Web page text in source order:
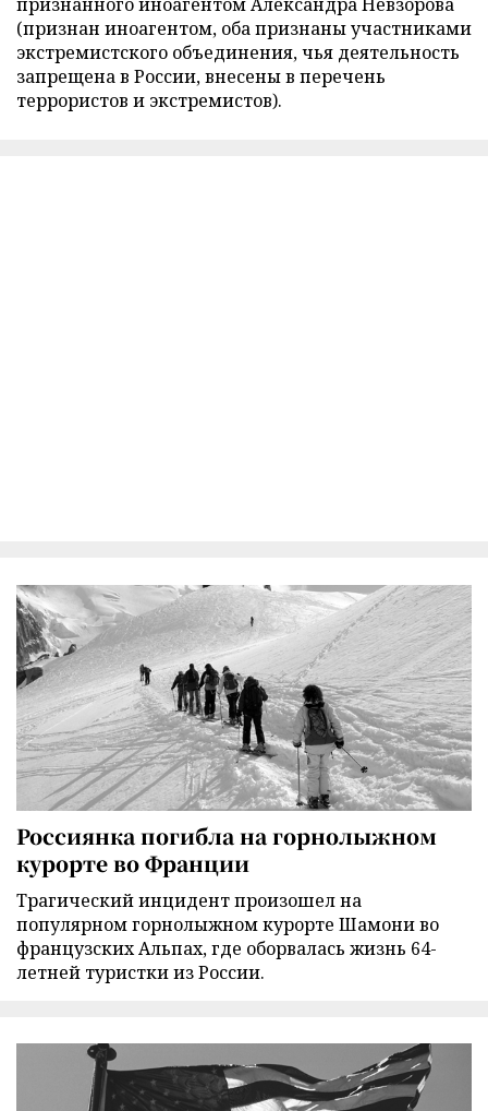
(признан иноагентом, оба признаны участниками
экстремистского объединения, чья деятельность
запрещена в России, внесены в перечень
террористов и экстремистов).
Россиянка погибла на горнолыжном
курорте во Франции
Трагический инцидент произошел на
популярном горнолыжном курорте Шамони во
французских Альпах, где оборвалась жизнь 64-
летней туристки из России.